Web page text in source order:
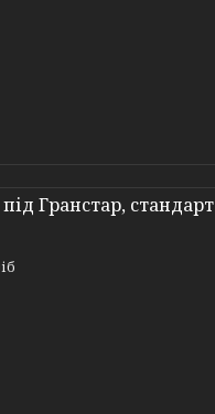
Гранстар, стандарт